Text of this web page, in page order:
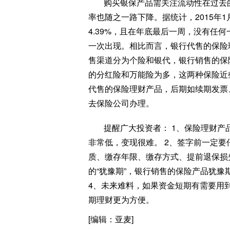
率也随之一路下降。据统计，2015年
4.39%，且在年底最后一周，没有任
一次出现。相比而言，银行代售的保
售渠道分为个险和银代，银行销售的
的分红险和万能险为多，这两种保险
代售的保险理财产品，后期如续期发
去保险公司办理。
提醒广大投资者： 1、保险理财
非常低，变现很难。 2、签字前一定
质、缴存年限、缴存方式、提前退保
的“犹豫期”，银行销售的保险产品犹
4、未来难料，如果资金短期有需要用
期理财更为方便。
[编辑：亚麦]